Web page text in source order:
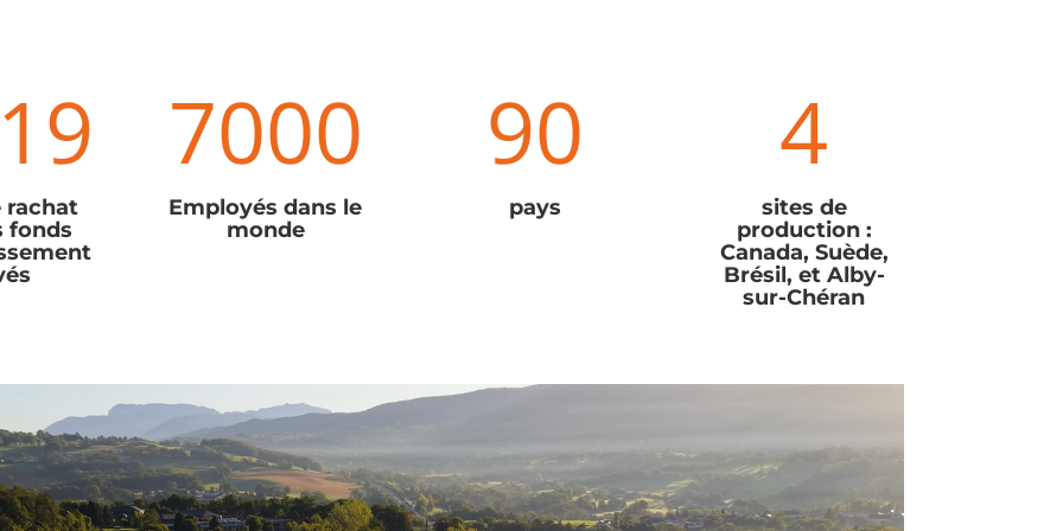
rachat
fonds
7000
Employés dans le
monde
90
pays
4
sites de
production :
Canada, Suède,
Brésil, et Alby-
sur-Chéran